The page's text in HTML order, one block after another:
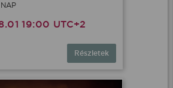
19:00 UTC+2
Részletek